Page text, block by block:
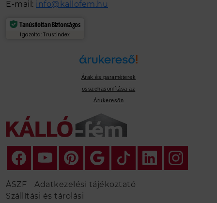
E-mail: info@kallofem.hu
Tanúsítottan Biztonságos
Igazolta: Trustindex
Árak és paraméterek
összehasonlítása az
Árukeresőn
ÁSZF
Adatkezelési tájékoztató
Szállítási és tárolási